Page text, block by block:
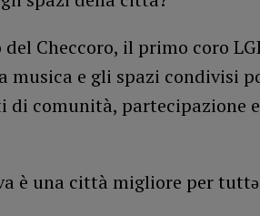
Checcoro, il primo coro
e gli spazi condivisi
comunità, partecipazione e
è una città migliore per